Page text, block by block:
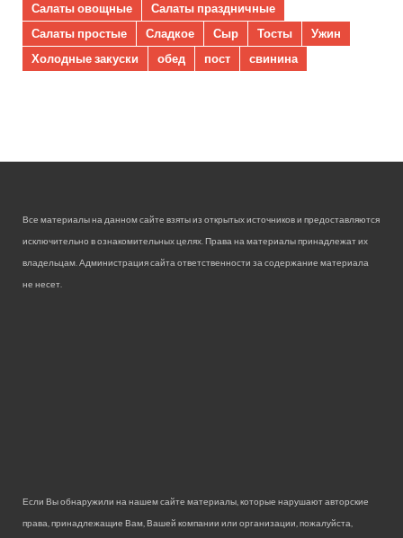
Салаты овощные
Салаты праздничные
Салаты простые
Сладкое Сыр Тосты
Ужин
Холодные закуски
обед пост свинина
Все материалы на данном сайте взяты из открытых источников и предоставляются
исключительно в ознакомительных целях. Права на материалы принадлежат их
владельцам. Администрация сайта ответственности за содержание материала
не несет.
Если Вы обнаружили на нашем сайте материалы, которые нарушают авторские
права, принадлежащие Вам, Вашей компании или организации, пожалуйста,